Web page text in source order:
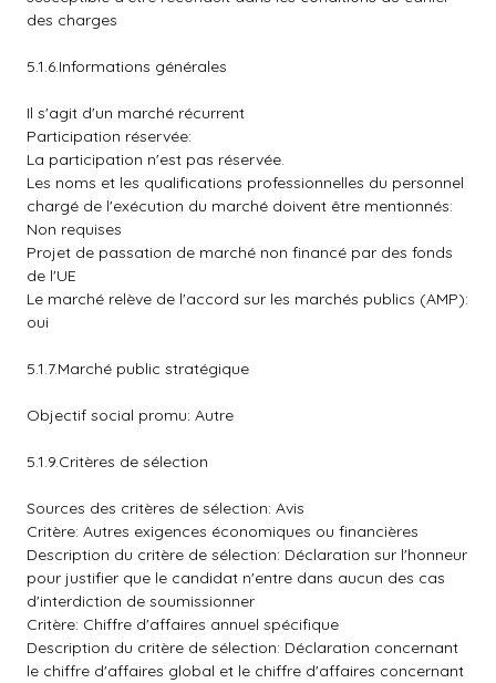
des charges
5.1.6.Informations générales
Il s'agit d'un marché récurrent
Participation réservée:
La participation n'est pas réservée.
Les noms et les qualifications professionnelles du personnel
chargé de l'exécution du marché doivent être mentionnés:
Non requises
Projet de passation de marché non financé par des fonds
de l'UE
Le marché relève de l'accord sur les marchés publics (AMP):
oui
5.1.7.Marché public stratégique
Objectif social promu: Autre
5.1.9.Critères de sélection
Sources des critères de sélection: Avis
Critère: Autres exigences économiques ou financières
Description du critère de sélection: Déclaration sur l'honneur
pour justifier que le candidat n'entre dans aucun des cas
d'interdiction de soumissionner
Critère: Chiffre d'affaires annuel spécifique
Description du critère de sélection: Déclaration concernant
le chiffre d'affaires global et le chiffre d'affaires concernant